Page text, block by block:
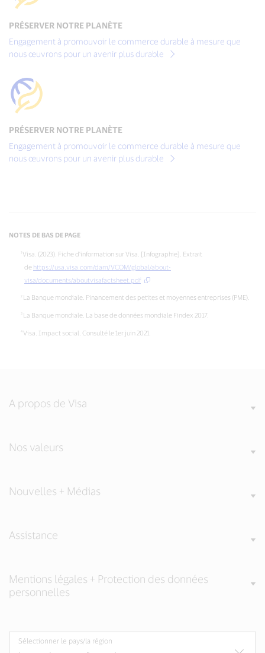
PRÉSERVER NOTRE PLANÈTE
Engagement à promouvoir le commerce durable à mesure que
nous œuvrons pour un avenir plus durable
PRÉSERVER NOTRE PLANÈTE
Engagement à promouvoir le commerce durable à mesure que
nous œuvrons pour un avenir plus durable
NOTES DE BAS DE PAGE
Visa. (2023). Fiche d’information sur Visa. [Infographie]. Extrait
de https://usa.visa.com/dam/VCOM/global/about-
visa/documents/aboutvisafactsheet.pdf
La Banque mondiale. Financement des petites et moyennes entreprises (PME).
La Banque mondiale. La base de données mondiale Findex 2017.
Visa. Impact social. Consulté le 1er juin 2021.
A propos de Visa
Nos valeurs
Nouvelles + Médias
Assistance
Mentions légales + Protection des données
personnelles
Sélectionner le pays/la région